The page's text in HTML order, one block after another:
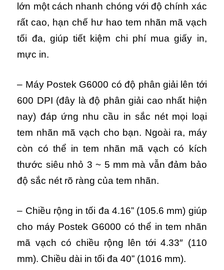
lớn một cách nhanh chóng với độ chính xác
rất cao, hạn chế hư hao tem nhãn mã vạch
tối đa, giúp tiết kiệm chi phí mua giấy in,
mực in.
– Máy Postek G6000 có độ phân giải lên tới
600 DPI (đây là độ phân giải cao nhất hiện
nay) đáp ứng nhu cầu in sắc nét mọi loại
tem nhãn mã vạch cho bạn. Ngoài ra, máy
còn có thể in tem nhãn mã vạch có kích
thước siêu nhỏ 3 ~ 5 mm mà vẫn đảm bảo
độ sắc nét rõ ràng của tem nhãn.
– Chiều rộng in tối đa 4.16” (105.6 mm) giúp
cho máy Postek G6000 có thể in tem nhãn
mã vạch có chiều rộng lên tới 4.33″ (110
mm). Chiều dài in tối đa 40” (1016 mm).